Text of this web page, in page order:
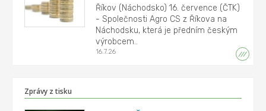
Říkov (Náchodsko) 16. července (ČTK)
- Společnosti Agro CS z Říkova na
Náchodsku, která je předním českým
výrobcem..
16.7.26
Zprávy z tisku